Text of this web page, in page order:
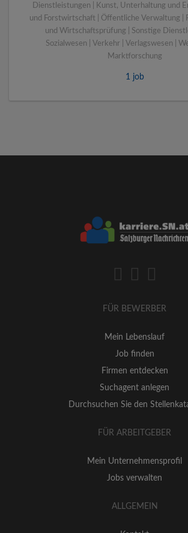
Dienstleistungen | Kunst, Unterhaltung und
und Forstwirtschaft | Öffentliche Verwaltung |
und Wirtschaftsprüfung | Sonstige
Sozialwesen | Verkehr | Verlagswesen |
Marktforschung
1 job
FÜR BEWERBER
Mein Lebenslauf
Job finden
Firmen entdecken
Suchagent anlegen
Durchsuchen Sie den
FÜR ARBEITGEBER
Mein Unternehmensprofil
Jobs verwalten
ALLGEMEIN